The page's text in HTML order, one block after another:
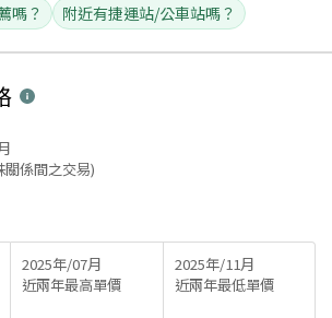
嗎？
附近有捷運站/公車站嗎？
係間之交易)
2025年/07月
近兩年最高單價
2025年/11月
近兩年最低單價